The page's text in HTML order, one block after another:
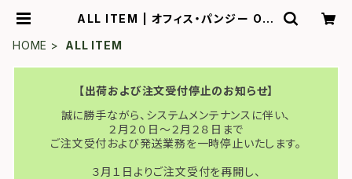
ALL ITEM | オフィス・パンジー Onl
HOME
ALL ITEM
【出荷および注文受付停止のお知らせ】
誠に勝手ながら、システムメンテナンスに伴い、
２月２０日〜２月２８日まで
ご注文受付および発送業務を一時停止いたします。
３月１日よりご注文受付を再開し、